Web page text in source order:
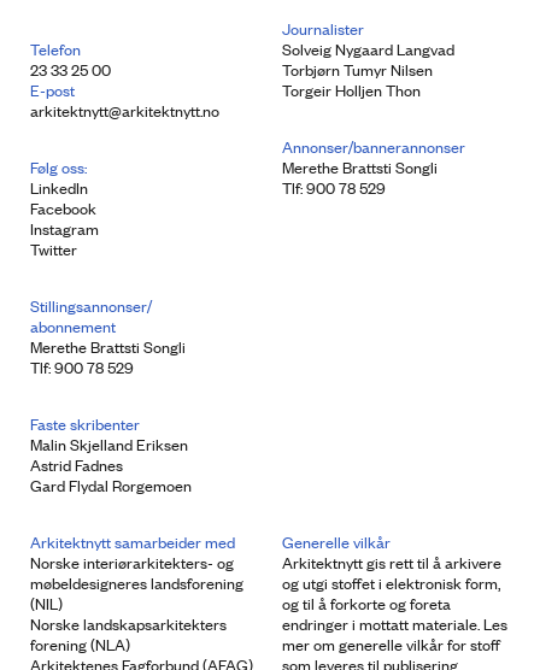
Telefon
23 33 25 00
E-post
arkitektnytt@arkitektnytt.no
Følg oss:
LinkedIn
Facebook
Instagram
Twitter
Journalister
Solveig Nygaard Langvad
Torbjørn Tumyr Nilsen
Torgeir Holljen Thon
Annonser/bannerannonser
Merethe Brattsti Songli
Tlf: 900 78 529
Stillingsannonser/
abonnement
Merethe Brattsti Songli
Tlf: 900 78 529
Faste skribenter
Malin Skjelland Eriksen
Astrid Fadnes
Gard Flydal Rorgemoen
Arkitektnytt samarbeider med
Norske interiørarkitekters- og
møbeldesigneres landsforening
(NIL)
Norske landskapsarkitekters
forening (NLA)
Arkitektenes Fagforbund (AFAG)
Generelle vilkår
Arkitektnytt gis rett til å arkivere
og utgi stoffet i elektronisk form,
og til å forkorte og foreta
endringer i mottatt materiale. Les
mer om generelle vilkår for stoff
som leveres til publisering.